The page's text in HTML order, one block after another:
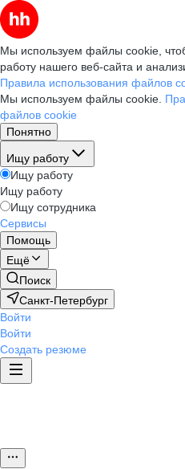
Мы используем файлы cookie,
работу нашего веб-сайта и
Правила использования файлов
Мы используем файлы cookie.
файлов cookie
Понятно
Ищу работу
Ищу работу
Ищу работу
Ищу сотрудника
Сервисы
Помощь
Ещё
Поиск
Санкт-Петербург
Войти
Войти
Создать резюме